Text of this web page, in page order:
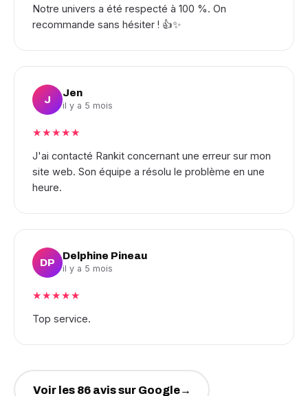
Notre univers a été respecté à 100 %. On
recommande sans hésiter ! 👍✨
J
Jen
il y a 5 mois
★★★★★
J'ai contacté Rankit concernant une erreur sur mon
site web. Son équipe a résolu le problème en une
heure.
DP
Delphine Pineau
il y a 5 mois
★★★★★
Top service.
Voir les 86 avis sur Google→